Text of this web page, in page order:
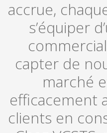
accrue,
s’équiper
capter de
marché
efficacement
clients en